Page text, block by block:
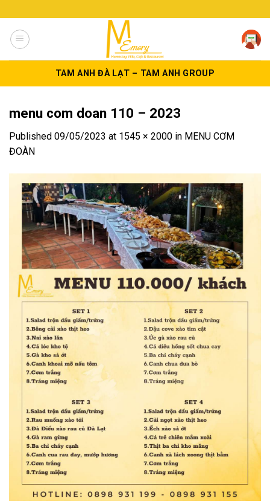
to
content
TAM ANH ĐÀ LẠT – TAM ANH GROUP
menu com doan 110 – 2023
Published 09/05/2023 at 1545 × 2000 in MENU CƠM
ĐOÀN